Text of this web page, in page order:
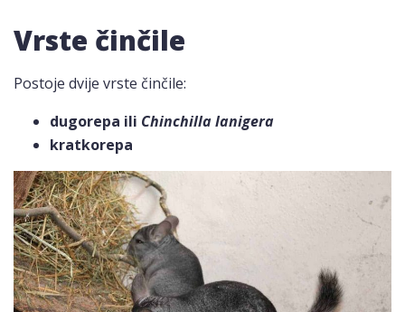
Vrste činčile
Postoje dvije vrste činčile:
dugorepa ili Chinchilla lanigera
kratkorepa